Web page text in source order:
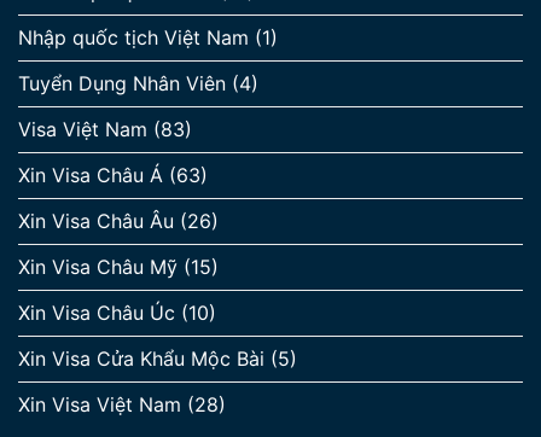
Nhập quốc tịch Việt Nam (1)
Tuyển Dụng Nhân Viên (4)
Visa Việt Nam (83)
Xin Visa Châu Á (63)
Xin Visa Châu Âu (26)
Xin Visa Châu Mỹ (15)
Xin Visa Châu Úc (10)
Xin Visa Cửa Khẩu Mộc Bài (5)
Xin Visa Việt Nam (28)